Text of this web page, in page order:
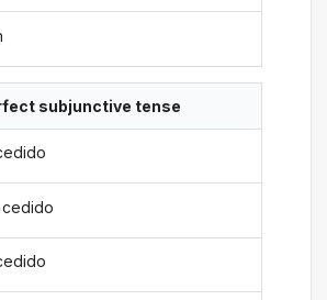
subjunctive tense